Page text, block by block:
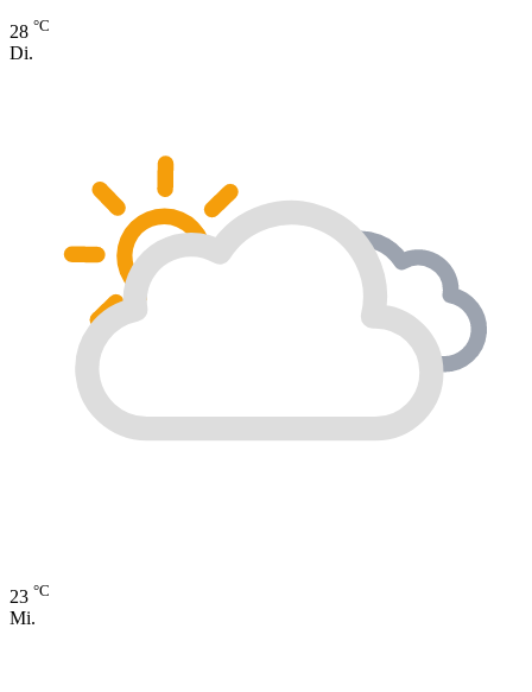
28 °C
Di.
23 °C
Mi.